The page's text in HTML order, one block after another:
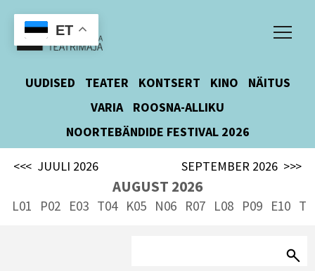
UUDISED TEATER KONTSERT KINO
NÄITUS
VARIA
ROOSNA-ALLIKU
NOORTEBÄNDIDE FESTIVAL 2026
<<< JUULI 2026
AUGUST 2026
SEPTEMBER 2026 >>>
L01 P02 E03 T04 K05 N06 R07 L08 P09 E10
ET